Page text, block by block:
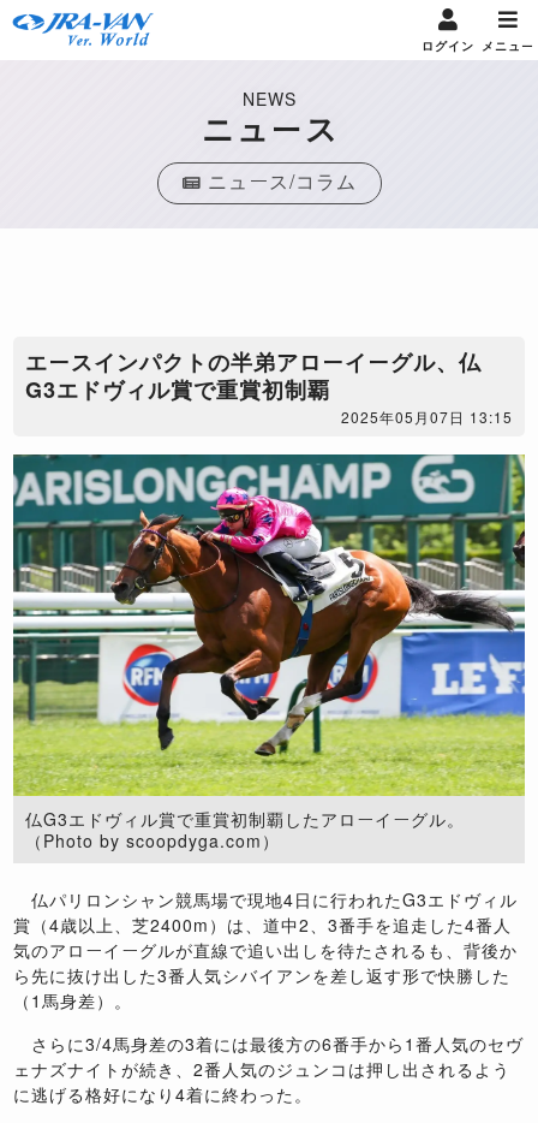
ログイン メニュー
NEWS
ニュース
ニュース/コラム
エースインパクトの半弟アローイーグル、仏
G3エドヴィル賞で重賞初制覇
2025年05月07日 13:15
仏G3エドヴィル賞で重賞初制覇したアローイーグル。
（Photo by scoopdyga.com）
仏パリロンシャン競馬場で現地4日に行われたG3エドヴィル
賞（4歳以上、芝2400m）は、道中2、3番手を追走した4番人
気のアローイーグルが直線で追い出しを待たされるも、背後か
ら先に抜け出した3番人気シバイアンを差し返す形で快勝した
（1馬身差）。
さらに3/4馬身差の3着には最後方の6番手から1番人気のセヴ
ェナズナイトが続き、2番人気のジュンコは押し出されるよう
に逃げる格好になり4着に終わった。